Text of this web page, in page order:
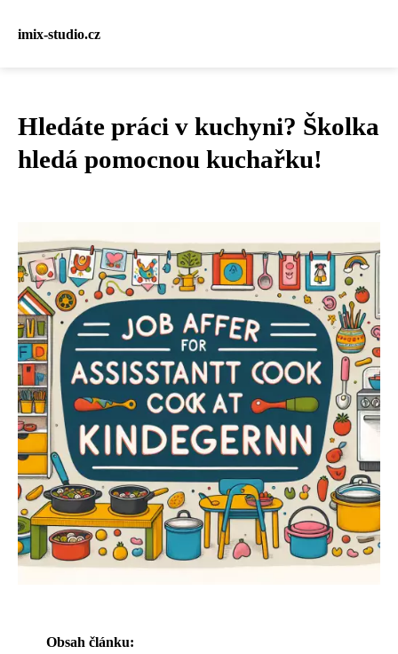
imix-studio.cz
Hledáte práci v kuchyni? Školka
hledá pomocnou kuchařku!
Obsah článku: